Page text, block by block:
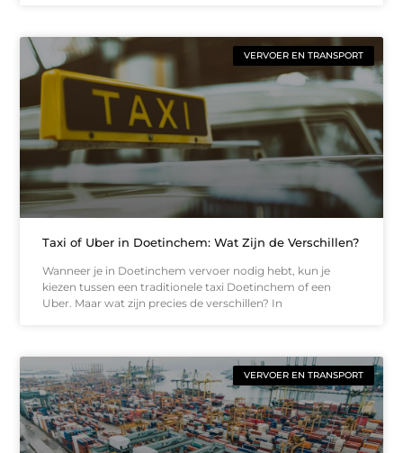
VERVOER EN TRANSPORT
Taxi of Uber in Doetinchem: Wat Zijn de Verschillen?
Wanneer je in Doetinchem vervoer nodig hebt, kun je
kiezen tussen een traditionele taxi Doetinchem of een
Uber. Maar wat zijn precies de verschillen? In
VERVOER EN TRANSPORT